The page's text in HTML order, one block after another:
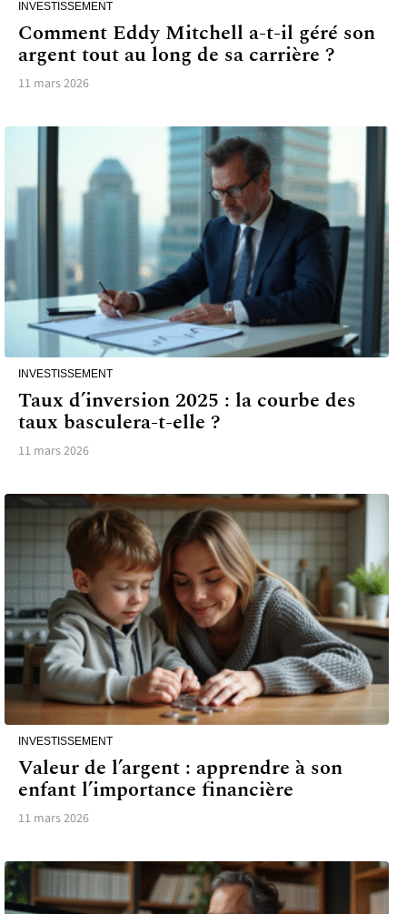
INVESTISSEMENT
Comment Eddy Mitchell a-t-il géré son
argent tout au long de sa carrière ?
11 mars 2026
INVESTISSEMENT
Taux d’inversion 2025 : la courbe des
taux basculera-t-elle ?
11 mars 2026
INVESTISSEMENT
Valeur de l’argent : apprendre à son
enfant l’importance financière
11 mars 2026